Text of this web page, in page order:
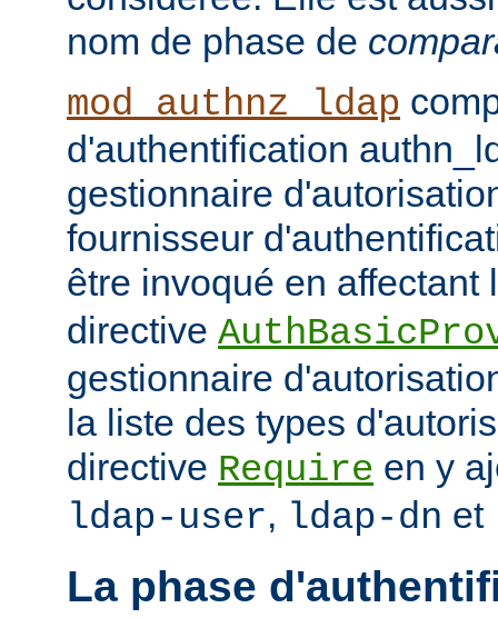
nom de phase de
mod_authnz_ldap
d'authentification
gestionnaire
fournisseur
être invoqué en
directive
gestionnaire
la liste des types
directive Require en y
ldap-user, ldap-dn et
La phase